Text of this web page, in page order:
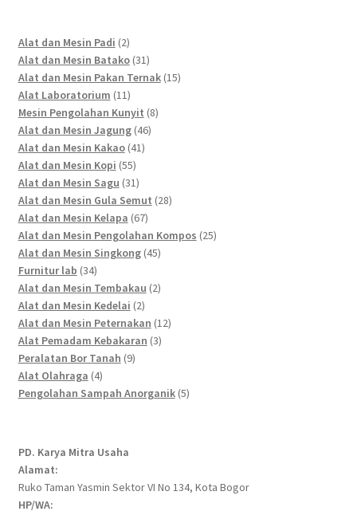
Alat dan Mesin Padi 22
products
Alat dan Mesin Batako 3131
products
Alat dan Mesin Pakan Ternak 1515
Alat Laboratorium 1111
products
Mesin Pengolahan Kunyit 88
Alat dan Mesin Jagung 4646
Alat dan Mesin Kakao 4141
Alat dan Mesin Kopi 5555
products
Alat dan Mesin Sagu 3131
products
Alat dan Mesin Gula Semut 2828
Alat dan Mesin Kelapa 6767
products
Alat dan Mesin Pengolahan Kompos 2525
Alat dan Mesin Singkong 4545
Furnitur lab 3434
products
Alat dan Mesin Tembakau 22
Alat dan Mesin Kedelai 22
products
Alat dan Mesin Peternakan 1212
Alat Pemadam Kebakaran 33
Peralatan Bor Tanah 99
Alat Olahraga 44
products
Pengolahan Sampah Anorganik 55
PD. Karya Mitra Usaha
Alamat:
Ruko Taman Yasmin Sektor VI No 134, Kota Bogor
HP/WA: